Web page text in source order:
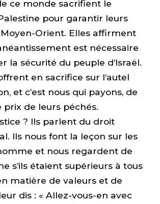
ce monde sacrifient le
pour garantir leurs
Orient. Elles affirment
est nécessaire
la sécurité du peuple d’Israël.
en sacrifice sur l’autel
et c’est nous qui payons, de
prix de leurs péchés.
? Ils parlent du droit
Ils nous font la leçon sur les
et nous regardent de
s’ils étaient supérieurs à tous
matière de valeurs et de
dis : « Allez-vous-en avec